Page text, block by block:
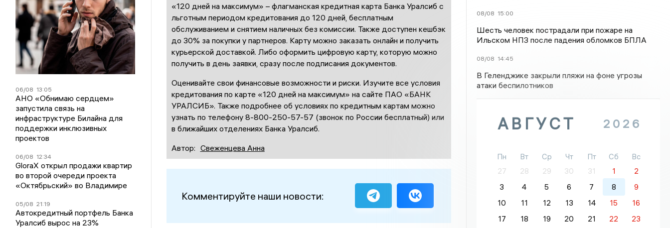
06/08 13:05
АНО «Обнимаю сердцем»
запустила связь на
инфраструктуре Билайна для
поддержки инклюзивных
проектов
06/08 12:34
GloraX открыл продажи квартир
во второй очереди проекта
«Октябрьский» во Владимире
05/08 21:19
Автокредитный портфель Банка
Уралсиб вырос на 23%
«120 дней на максимум» – флагманская кредитная карта Банка Уралсиб с
льготным периодом кредитования до 120 дней, бесплатным
обслуживанием и снятием наличных без комиссии. Также доступен кешбэк
до 30% за покупки у партнеров. Карту можно заказать онлайн и получить
курьерской доставкой. Либо оформить цифровую карту, которую можно
получить в день заявки, сразу после подписания документов.
Оценивайте свои финансовые возможности и риски. Изучите все условия
кредитования по карте «120 дней на максимум» на сайте ПАО «БАНК
УРАЛСИБ». Также подробнее об условиях по кредитным картам можно
узнать по телефону 8-800-250-57-57 (звонок по России бесплатный) или
в ближайших отделениях Банка Уралсиб.
Автор: Свеженцева Анна
Комментируйте наши новости:
08/08 15:00
Шесть человек пострадали при пожаре на
Ильском НПЗ после падения обломков БПЛА
08/08 14:45
В Геленджике закрыли пляжи на фоне угрозы
атаки беспилотников
АВГУСТ 2026
Пн Вт Ср Чт Пт Сб
Вс
27
28 29 30 31 1
2
3
4 5 6 7 8
9
10
11 12 13 14 15
16
17
18 19 20 21 22
23